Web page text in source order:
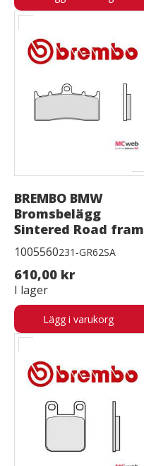
BREMBO BMW
Bromsbelägg
Sintered Road fram
1005560231-GR62SA
610,00 kr
I lager
Lägg i varukorg